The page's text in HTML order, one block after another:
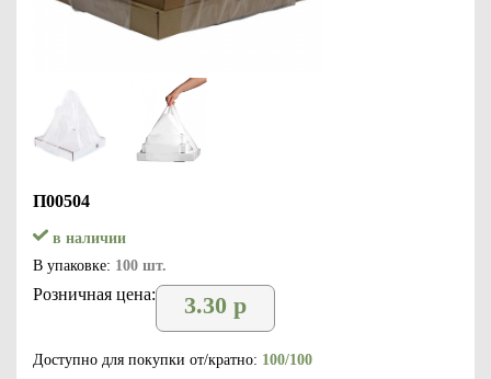
П00504
в наличии
В упаковке: 100 шт.
Розничная цена: 3.30 р
Доступно для покупки от/кратно: 100/100